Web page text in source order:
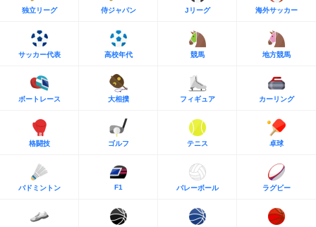
独立リーグ 侍ジャパン Jリーグ 海外サッカー
サッカー代表 高校年代 競馬 地方競馬
ボートレース 大相撲 フィギュア カーリング
格闘技 ゴルフ テニス 卓球
バドミントン F1 バレーボール ラグビー